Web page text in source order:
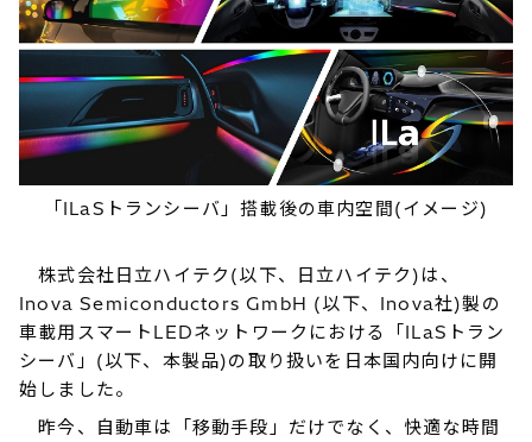
「ILaSトランシーバ」搭載後の車内空間(イメージ)
株式会社日立ハイテク(以下、日立ハイテク)は、
Inova Semiconductors GmbH (以下、Inova社)製の
車載用スマートLEDネットワークにおける「ILaSトラン
シーバ」(以下、本製品)の取り扱いを日本国内向けに開
始しました。
昨今、自動車は「移動手段」だけでなく、快適な時間